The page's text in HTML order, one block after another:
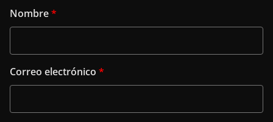
Nombre*
Correo electrónico *